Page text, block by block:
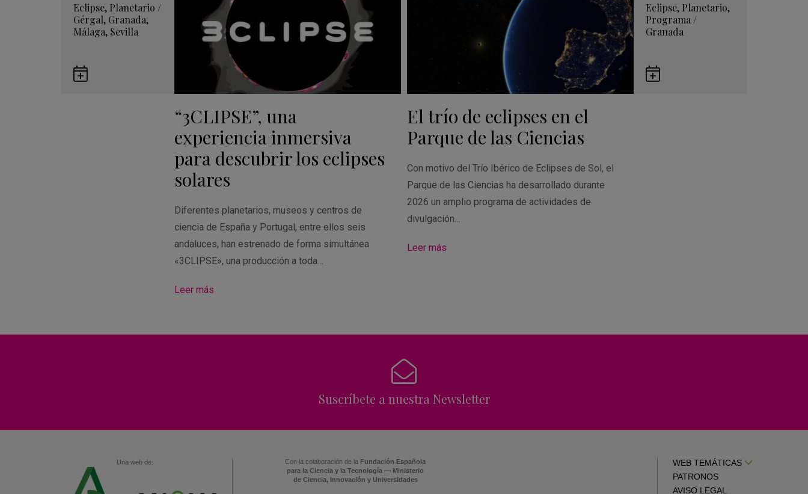
Eclipse, Planetario /
Gérgal, Granada,
Málaga, Sevilla
“3CLIPSE”, una
experiencia inmersiva
para descubrir los eclipses
solares
Diferentes planetarios, museos y centros de
ciencia de España y Portugal, entre ellos seis
andaluces, han estrenado de forma simultánea
«3CLIPSE», una producción a toda…
Leer más
Eclipse, Planetario,
Programa /
Granada
El trío de eclipses en el
Parque de las Ciencias
Con motivo del Trío Ibérico de Eclipses de Sol, el
Parque de las Ciencias ha desarrollado durante
2026 un amplio programa de actividades de
divulgación…
Leer más
Suscríbete a nuestra Newsletter
Una web de: Con la colaboración de la Fundación Española
para la Ciencia y la Tecnología — Ministerio
de Ciencia, Innovación y Universidades
WEB TEMÁTICAS
PATRONOS
AVISO LEGAL